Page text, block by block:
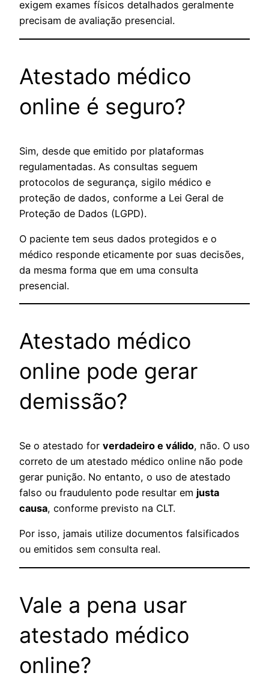
exigem exames físicos detalhados geralmente
precisam de avaliação presencial.
Atestado médico
online é seguro?
Sim, desde que emitido por plataformas
regulamentadas. As consultas seguem
protocolos de segurança, sigilo médico e
proteção de dados, conforme a Lei Geral de
Proteção de Dados (LGPD).
O paciente tem seus dados protegidos e o
médico responde eticamente por suas decisões,
da mesma forma que em uma consulta
presencial.
Atestado médico
online pode gerar
demissão?
Se o atestado for verdadeiro e válido, não. O uso
correto de um atestado médico online não pode
gerar punição. No entanto, o uso de atestado
falso ou fraudulento pode resultar em justa
causa, conforme previsto na CLT.
Por isso, jamais utilize documentos falsificados
ou emitidos sem consulta real.
Vale a pena usar
atestado médico
online?